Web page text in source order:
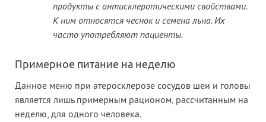
продукты с антисклеротическими свойствами.
К ним относятся чеснок и семена льна. Их
часто употребляют пациенты.
Примерное питание на неделю
Данное меню при атеросклерозе сосудов шеи и головы
является лишь примерным рационом, рассчитанным на
неделю, для одного человека.